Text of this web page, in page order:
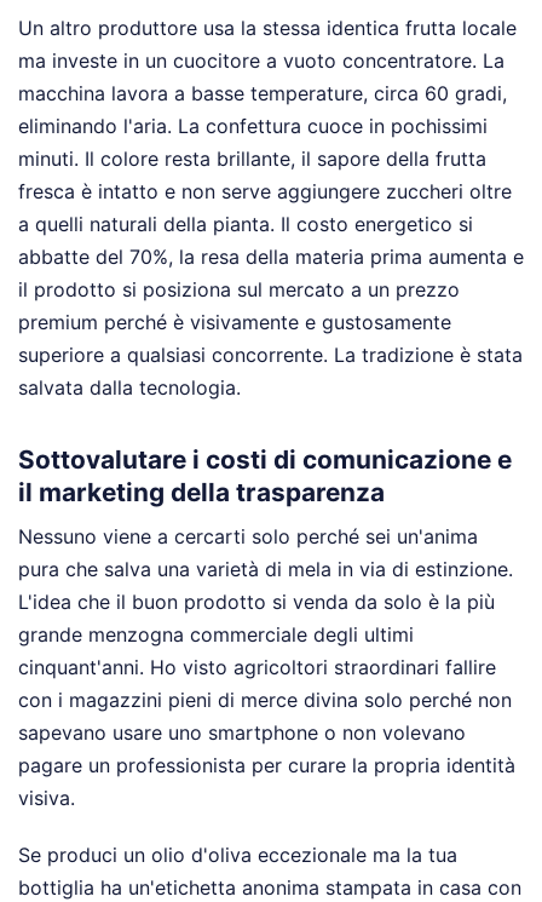
Un altro produttore usa la stessa identica frutta locale
ma investe in un cuocitore a vuoto concentratore. La
macchina lavora a basse temperature, circa 60 gradi,
eliminando l'aria. La confettura cuoce in pochissimi
minuti. Il colore resta brillante, il sapore della frutta
fresca è intatto e non serve aggiungere zuccheri oltre
a quelli naturali della pianta. Il costo energetico si
abbatte del 70%, la resa della materia prima aumenta e
il prodotto si posiziona sul mercato a un prezzo
premium perché è visivamente e gustosamente
superiore a qualsiasi concorrente. La tradizione è stata
salvata dalla tecnologia.
Sottovalutare i costi di comunicazione e
il marketing della trasparenza
Nessuno viene a cercarti solo perché sei un'anima
pura che salva una varietà di mela in via di estinzione.
L'idea che il buon prodotto si venda da solo è la più
grande menzogna commerciale degli ultimi
cinquant'anni. Ho visto agricoltori straordinari fallire
con i magazzini pieni di merce divina solo perché non
sapevano usare uno smartphone o non volevano
pagare un professionista per curare la propria identità
visiva.
Se produci un olio d'oliva eccezionale ma la tua
bottiglia ha un'etichetta anonima stampata in casa con